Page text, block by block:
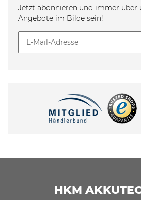
Jetzt abonnieren und immer über
Angebote im Bilde sein!
HKM